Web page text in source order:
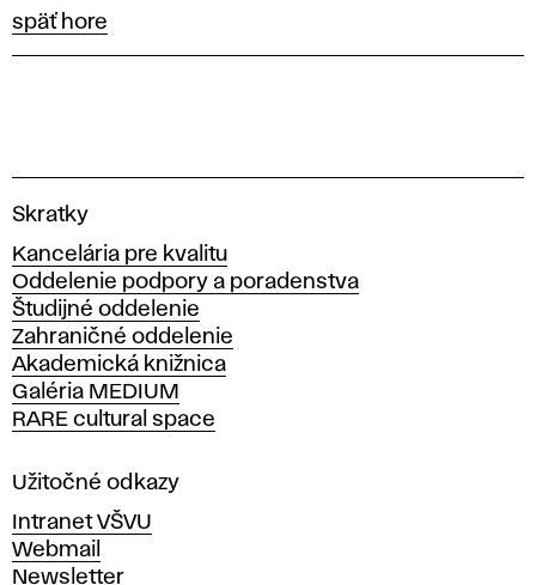
späť hore
V
s
o
k
á
š
k
o
a
ý
t
Skratky
Kancelária pre kvalitu
Oddelenie podpory a poradenstva
Študijné oddelenie
Zahraničné oddelenie
Akademická knižnica
Galéria MEDIUM
RARE cultural space
Užitočné odkazy
Intranet VŠVU
Webmail
Newsletter